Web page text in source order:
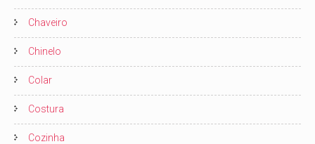
Chaveiro
Chinelo
Colar
Costura
Cozinha